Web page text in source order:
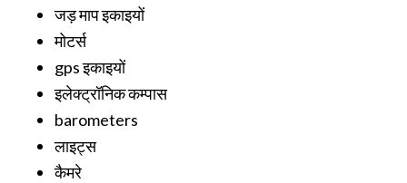
जड़ माप इकाइयों
मोटर्स
gps इकाइयों
इलेक्ट्रॉनिक कम्पास
barometers
लाइट्स
कैमरे